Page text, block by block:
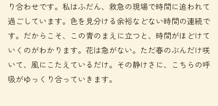
り合わせです。私はふだん、救急の現場で時間に追われて
過ごしています。色を見分ける余裕などない時間の連続で
す。だからこそ、この青のまえに立つと、時間がほどけて
いくのがわかります。花は急がない。ただ春のぶんだけ咲
いて、風にこたえているだけ。その静けさに、こちらの呼
吸がゆっくり合っていきます。